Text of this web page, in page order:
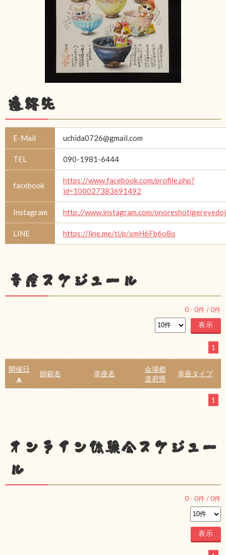
連絡先
E-Mail uchida0726@gmail.com
TEL 090-1981-6444
facebook
https://www.facebook.com/profile.php?
id=100027383691492
Instagram http://www.instagram.com/
LINE https://line.me/ti/p/xmH6Fb6o8q
幸座スケジュール
0 - 0件 /0件
1
開催日
▲
師範名 幸座名
会場都
道府県
幸座タイプ
1
オンライン体験会スケジュー
ル
0 - 0件 /0件